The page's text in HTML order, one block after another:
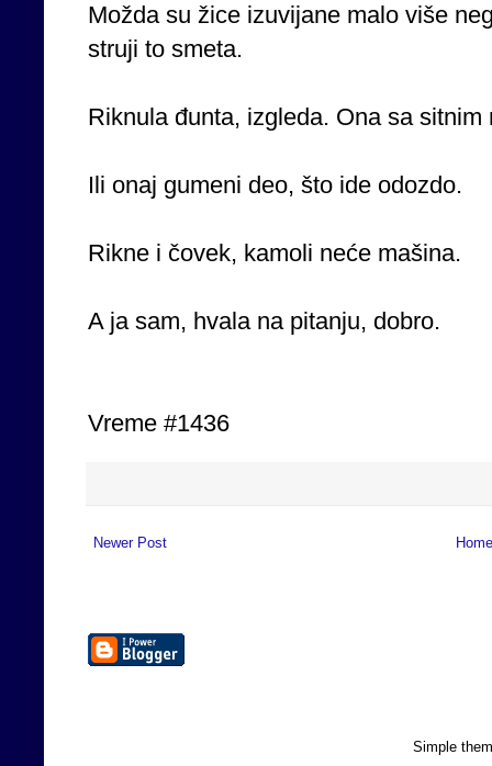
Možda su žice izuvijane malo više
struji to smeta.
Riknula đunta, izgleda. Ona sa sitnim
Ili onaj gumeni deo, što ide odozdo.
Rikne i čovek, kamoli neće mašina.
A ja sam, hvala na pitanju, dobro.
Vreme #1436
Newer Post Home
Simple